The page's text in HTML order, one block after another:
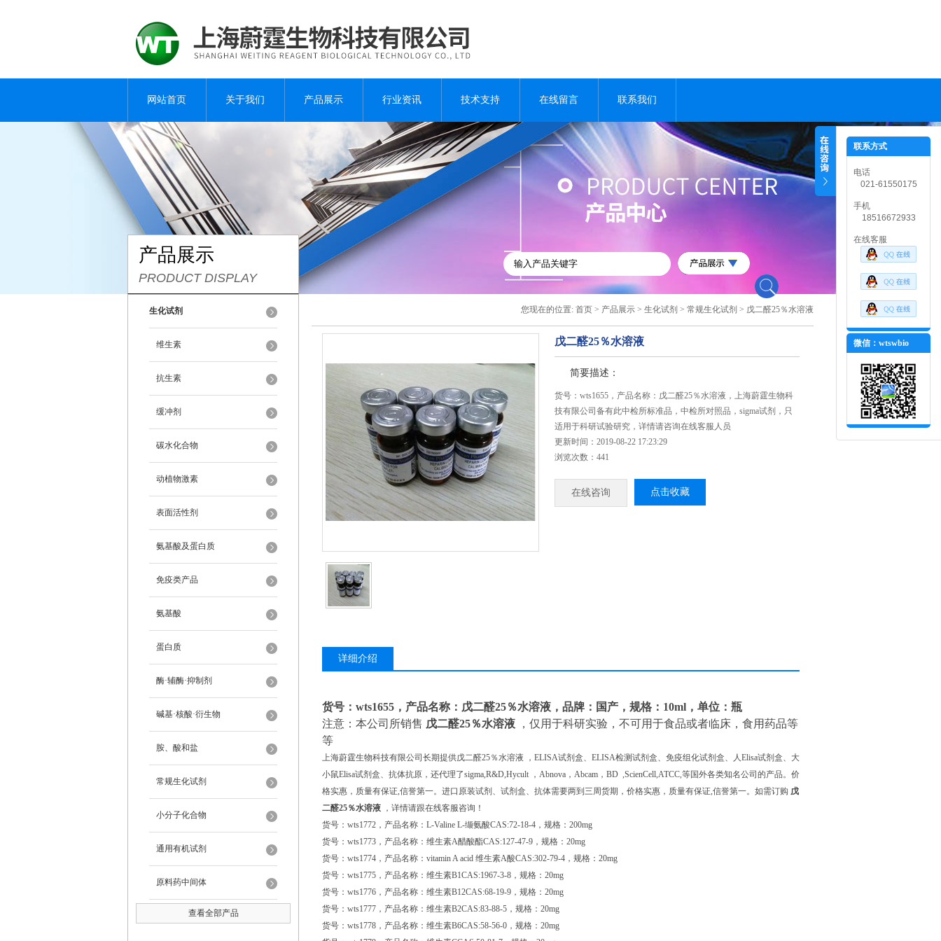
网站首页 关于我们 产品展示 行业资讯 技术支持 在线留言 联系我们
产品展示
PRODUCT DISPLAY
生化试剂
维生素
抗生素
缓冲剂
碳水化合物
动植物激素
表面活性剂
氨基酸及蛋白质
免疫类产品
氨基酸
蛋白质
酶·辅酶·抑制剂
碱基·核酸·衍生物
胺、酸和盐
常规生化试剂
小分子化合物
通用有机试剂
原料药中间体
查看全部产品
您现在的位置: 首页 > 产品展示 > 生化试剂 > 常规生化试剂 > 戊二醛25％水溶液
戊二醛25％水溶液
简要描述：
货号：wts1655，产品名称：戊二醛25％水溶液，上海蔚霆生物科
技有限公司备有此中检所标准品，中检所对照品，sigma试剂，只
适用于科研试验研究，详情请咨询在线客服人员
更新时间：2019-08-22 17:23:29
浏览次数：441
在线咨询 点击收藏
详细介绍
货号：wts1655，产品名称：戊二醛25％水溶液，品牌：国产，规格：10ml，单位：瓶
注意：本公司所销售 戊二醛25％水溶液 ，仅用于科研实验，不可用于食品或者临床，食用药品等
等
上海蔚霆生物科技有限公司长期提供戊二醛25％水溶液 ，ELISA试剂盒、ELISA检测试剂盒、免疫组化试剂盒、人Elisa试剂盒、大
小鼠Elisa试剂盒、抗体抗原，还代理了sigma,R&D,Hycult ，Abnova，Abcam，BD ,ScienCell,ATCC,等国外各类知名公司的产品。价
格实惠，质量有保证,信誉第一。进口原装试剂、试剂盒、抗体需要两到三周货期，价格实惠，质量有保证,信誉第一。如需订购 戊
二醛25％水溶液 ，详情请跟在线客服咨询！
货号：wts1772，产品名称：L-Valine L-缬氨酸CAS:72-18-4，规格：200mg
货号：wts1773，产品名称：维生素A醋酸酯CAS:127-47-9，规格：20mg
货号：wts1774，产品名称：vitamin A acid 维生素A酸CAS:302-79-4，规格：20mg
货号：wts1775，产品名称：维生素B1CAS:1967-3-8，规格：20mg
货号：wts1776，产品名称：维生素B12CAS:68-19-9，规格：20mg
货号：wts1777，产品名称：维生素B2CAS:83-88-5，规格：20mg
货号：wts1778，产品名称：维生素B6CAS:58-56-0，规格：20mg
联系方式
电话
021-61550175
手机
18516672933
在线客服
微信：wtswbio